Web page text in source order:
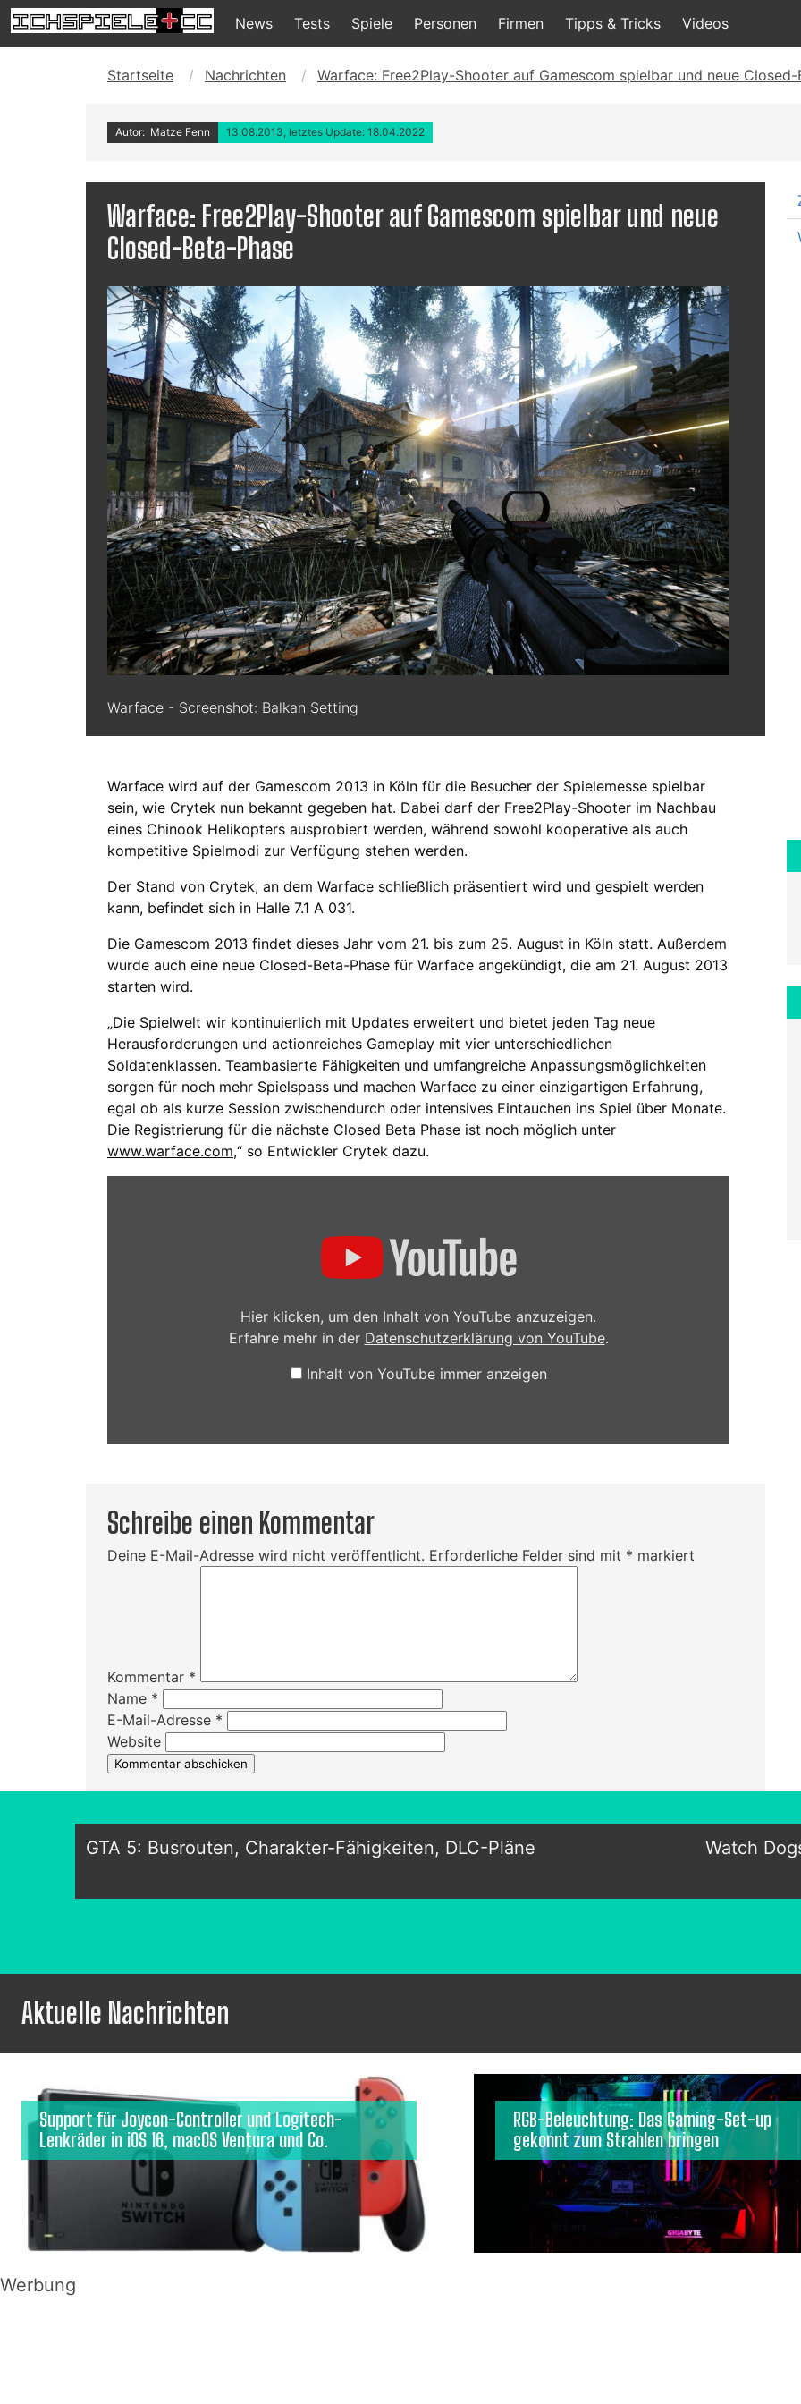
News Tests Spiele Personen Firmen Tipps & Tricks Videos
Startseite Nachrichten Warface: Free2Play-Shooter auf Gamescom spielbar und neue Closed-
Autor: Matze Fenn 13.08.2013, letztes Update: 18.04.2022
Warface: Free2Play-Shooter auf Gamescom spielbar und neue
Closed-Beta-Phase
Warface - Screenshot: Balkan Setting
Warface wird auf der Gamescom 2013 in Köln für die Besucher der Spielemesse spielbar
sein, wie Crytek nun bekannt gegeben hat. Dabei darf der Free2Play-Shooter im Nachbau
eines Chinook Helikopters ausprobiert werden, während sowohl kooperative als auch
kompetitive Spielmodi zur Verfügung stehen werden.
Der Stand von Crytek, an dem Warface schließlich präsentiert wird und gespielt werden
kann, befindet sich in Halle 7.1 A 031.
Die Gamescom 2013 findet dieses Jahr vom 21. bis zum 25. August in Köln statt. Außerdem
wurde auch eine neue Closed-Beta-Phase für Warface angekündigt, die am 21. August 2013
starten wird.
„Die Spielwelt wir kontinuierlich mit Updates erweitert und bietet jeden Tag neue
Herausforderungen und actionreiches Gameplay mit vier unterschiedlichen
Soldatenklassen. Teambasierte Fähigkeiten und umfangreiche Anpassungsmöglichkeiten
sorgen für noch mehr Spielspass und machen Warface zu einer einzigartigen Erfahrung,
egal ob als kurze Session zwischendurch oder intensives Eintauchen ins Spiel über Monate.
Die Registrierung für die nächste Closed Beta Phase ist noch möglich unter
www.warface.com,“ so Entwickler Crytek dazu.
Hier klicken, um den Inhalt von YouTube anzuzeigen.
Erfahre mehr in der Datenschutzerklärung von YouTube.
Inhalt von YouTube immer anzeigen
Schreibe einen Kommentar
Deine E-Mail-Adresse wird nicht veröffentlicht. Erforderliche Felder sind mit * markiert
Kommentar *
Name *
E-Mail-Adresse *
Website
GTA 5: Busrouten, Charakter-Fähigkeiten, DLC-Pläne
Watch
Aktuelle Nachrichten
Support für Joycon-Controller und Logitech-
Lenkräder in iOS 16, macOS Ventura und Co.
RGB-Beleuchtung: Das Gaming-Set-up
gekonnt zum Strahlen bringen
Werbung